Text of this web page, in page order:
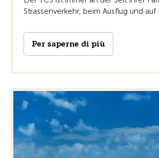
Strassenverkehr, beim Ausflug und auf
Per saperne di più